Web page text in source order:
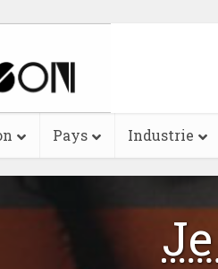
Pays Industrie